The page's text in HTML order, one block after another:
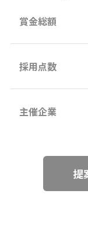
賞金総額
採用点数
主催企業
提